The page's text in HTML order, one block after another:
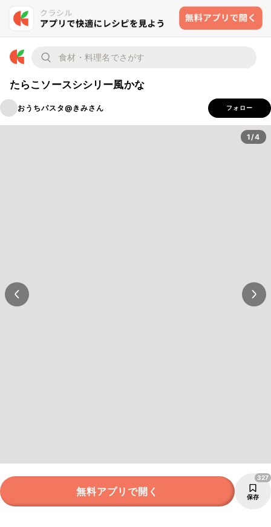
たらこソースシシリー風かな
おうちパスタ@きみさん フォロー
1/4
無料アプリで開く 保存
327